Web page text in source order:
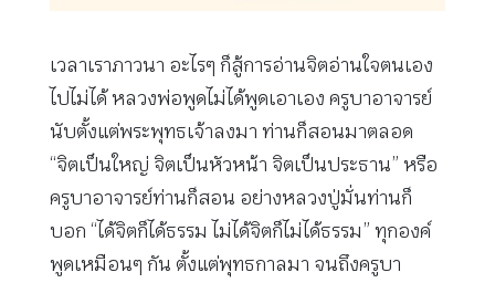
เวลาเราภาวนา อะไรๆ ก็สู้การอ่านจิตอ่านใจตนเอง
ไปไม่ได้ หลวงพ่อพูดไม่ได้พูดเอาเอง ครูบาอาจารย์
นับตั้งแต่พระพุทธเจ้าลงมา ท่านก็สอนมาตลอด
“จิตเป็นใหญ่ จิตเป็นหัวหน้า จิตเป็นประธาน” หรือ
ครูบาอาจารย์ท่านก็สอน อย่างหลวงปู่มั่นท่านก็
บอก “ได้จิตก็ได้ธรรม ไม่ได้จิตก็ไม่ได้ธรรม” ทุกองค์
พูดเหมือนๆ กัน ตั้งแต่พุทธกาลมา จนถึงครูบา